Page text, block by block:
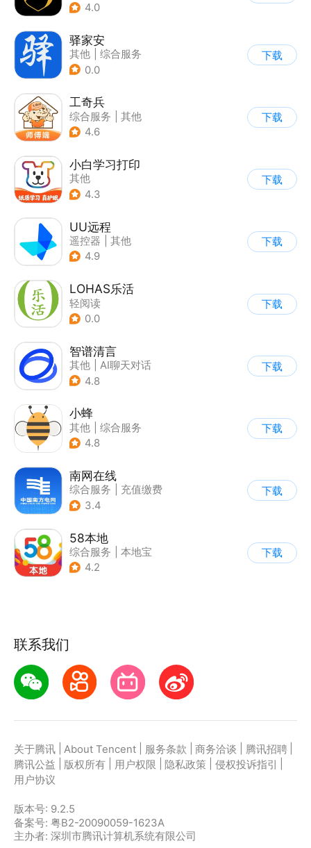
4.0
驿家安
其他
综合服务
0.0
下载
工奇兵
综合服务
其他
4.6
下载
小白学习打印
其他
4.3
下载
UU远程
遥控器
其他
4.9
下载
LOHAS乐活
轻阅读
0.0
下载
智谱清言
其他
AI聊天对话
4.8
下载
小蜂
其他
综合服务
4.8
下载
南网在线
综合服务
充值缴费
3.4
下载
58本地
综合服务
本地宝
4.2
下载
联系我们
关于腾讯 About Tencent 服务条款 商务洽谈 腾讯招聘
腾讯公益
版权所有 用户权限 隐私政策 侵权投诉指引
用户协议
版本号: 9.2.5
备案号: 粤B2-20090059-1623A
主办者: 深圳市腾讯计算机系统有限公司